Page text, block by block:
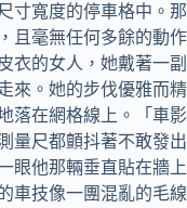
寸寬度的停車格中。那
且毫無任何多餘的動作
衣的女人，她戴著一副
來。她的步伐優雅而精
落在網格線上。「車影
量尺都顫抖著不敢發出
眼他那輛垂直貼在牆上
車技像一團混亂的毛線